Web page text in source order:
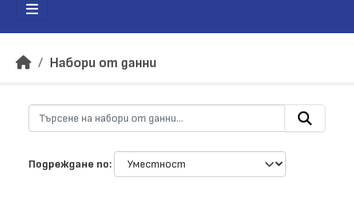
Набори от данни
Подреждане по